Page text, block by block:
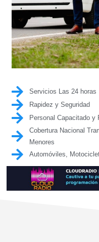
Servicios Las 24 horas
Rapidez y Seguridad
Personal Capacitado y
Cobertura Nacional
Menores
Automóviles,